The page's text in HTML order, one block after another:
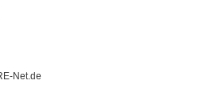
Net.de